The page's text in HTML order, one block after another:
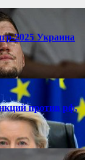
2025 Украина
против рф,